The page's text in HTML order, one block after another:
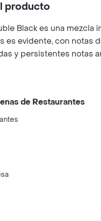
producto
Black es una
es evidente, con notas
y persistentes notas
de Restaurantes